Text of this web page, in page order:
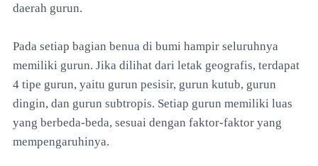
daerah gurun.
Pada setiap bagian benua di bumi hampir seluruhnya
memiliki gurun. Jika dilihat dari letak geografis, terdapat
4 tipe gurun, yaitu gurun pesisir, gurun kutub, gurun
dingin, dan gurun subtropis. Setiap gurun memiliki luas
yang berbeda-beda, sesuai dengan faktor-faktor yang
mempengaruhinya.